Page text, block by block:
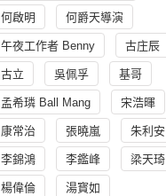
何啟明 何爵天導演
午夜工作者 Benny 古庄辰
古立 吳佩孚 基哥
孟希璘 Ball Mang 宋浩暉
康常治 張曉嵐 朱利安
李錦鴻 李鑑峰 梁天琦
楊偉倫 湯寳如